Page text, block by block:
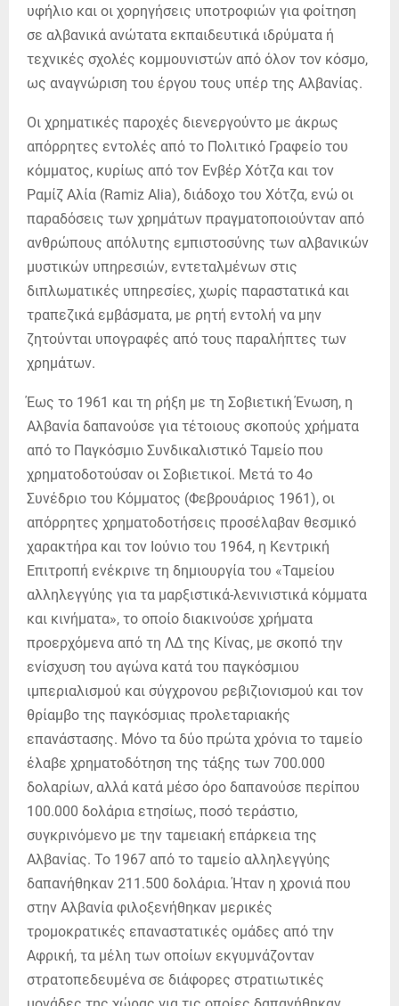
υφήλιο και οι χορηγήσεις υποτροφιών για φοίτηση
σε αλβανικά ανώτατα εκπαιδευτικά ιδρύματα ή
τεχνικές σχολές κομμουνιστών από όλον τον κόσμο,
ως αναγνώριση του έργου τους υπέρ της Αλβανίας.
Οι χρηματικές παροχές διενεργούντο με άκρως
απόρρητες εντολές από το Πολιτικό Γραφείο του
κόμματος, κυρίως από τον Ενβέρ Χότζα και τον
Ραμίζ Αλία (Ramiz Alia), διάδοχο του Χότζα, ενώ οι
παραδόσεις των χρημάτων πραγματοποιούνταν από
ανθρώπους απόλυτης εμπιστοσύνης των αλβανικών
μυστικών υπηρεσιών, εντεταλμένων στις
διπλωματικές υπηρεσίες, χωρίς παραστατικά και
τραπεζικά εμβάσματα, με ρητή εντολή να μην
ζητούνται υπογραφές από τους παραλήπτες των
χρημάτων.
Έως το 1961 και τη ρήξη με τη Σοβιετική Ένωση, η
Αλβανία δαπανούσε για τέτοιους σκοπούς χρήματα
από το Παγκόσμιο Συνδικαλιστικό Ταμείο που
χρηματοδοτούσαν οι Σοβιετικοί. Μετά το 4ο
Συνέδριο του Κόμματος (Φεβρουάριος 1961), οι
απόρρητες χρηματοδοτήσεις προσέλαβαν θεσμικό
χαρακτήρα και τον Ιούνιο του 1964, η Κεντρική
Επιτροπή ενέκρινε τη δημιουργία του «Ταμείου
αλληλεγγύης για τα μαρξιστικά-λενινιστικά κόμματα
και κινήματα», το οποίο διακινούσε χρήματα
προερχόμενα από τη ΛΔ της Κίνας, με σκοπό την
ενίσχυση του αγώνα κατά του παγκόσμιου
ιμπεριαλισμού και σύγχρονου ρεβιζιονισμού και τον
θρίαμβο της παγκόσμιας προλεταριακής
επανάστασης. Μόνο τα δύο πρώτα χρόνια το ταμείο
έλαβε χρηματοδότηση της τάξης των 700.000
δολαρίων, αλλά κατά μέσο όρο δαπανούσε περίπου
100.000 δολάρια ετησίως, ποσό τεράστιο,
συγκρινόμενο με την ταμειακή επάρκεια της
Αλβανίας. Το 1967 από το ταμείο αλληλεγγύης
δαπανήθηκαν 211.500 δολάρια. Ήταν η χρονιά που
στην Αλβανία φιλοξενήθηκαν μερικές
τρομοκρατικές επαναστατικές ομάδες από την
Αφρική, τα μέλη των οποίων εκγυμνάζονταν
στρατοπεδευμένα σε διάφορες στρατιωτικές